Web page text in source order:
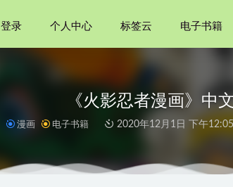
登录 个人中心 标签云 电子书籍
《火影忍者漫画》中
漫画 电子书籍 2020年12月1日 下午12:05
Méthode de français Alter ego 5 C1-C2 2023-01-14